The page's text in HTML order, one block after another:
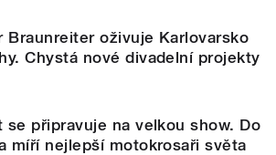
Braunreiter oživuje Karlovarsko
Chystá nové divadelní projekty
se připravuje na velkou show. Do
míří nejlepší motokrosaři světa